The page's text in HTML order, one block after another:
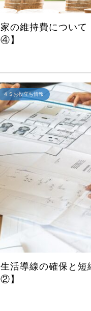
家の維持費について
④】
４Ｓお役立ち情報
生活導線の確保と短
②】